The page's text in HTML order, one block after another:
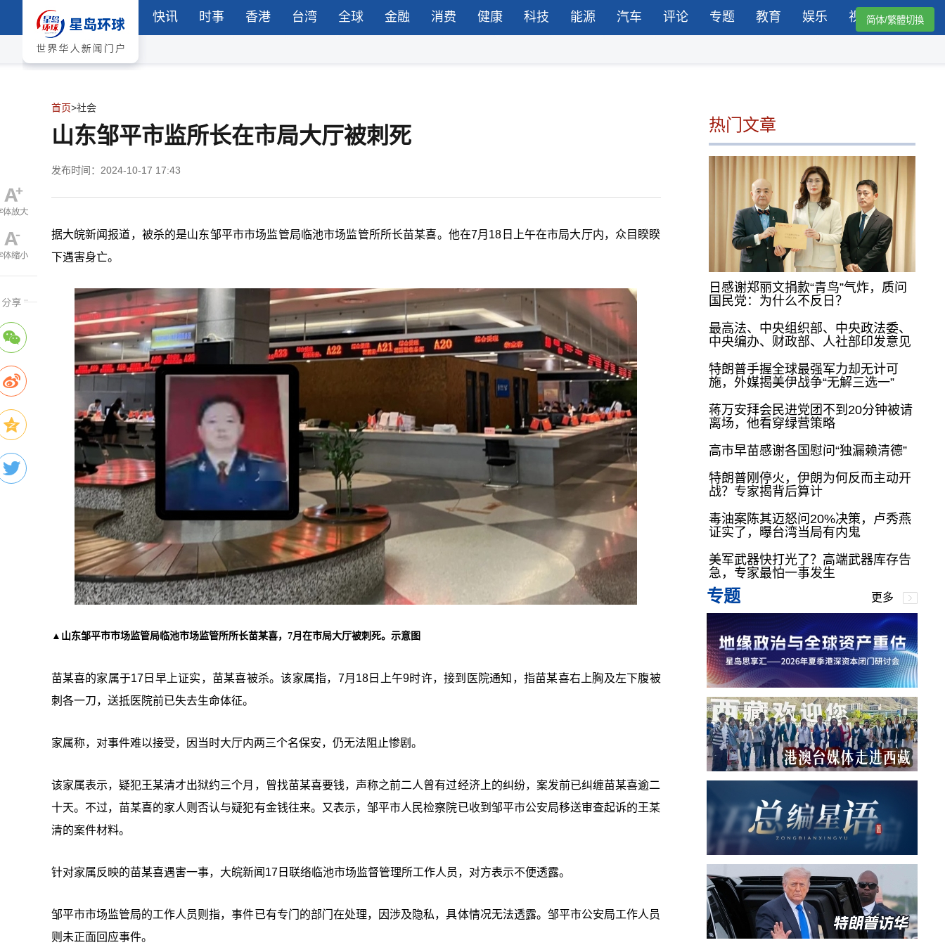
快讯 时事 香港 台湾 全球 金融 消费 健康 科技 能源 汽车 评论 专题 教育 娱乐 视频简体/繁體切換
首页>社会
山东邹平市监所长在市局大厅被刺死
发布时间：2024-10-17 17:43
据大皖新闻报道，被杀的是山东邹平市市场监管局临池市场监管所所长苗某喜。他在7月18日上午在市局大厅内，众目睽睽
下遇害身亡。
▲山东邹平市市场监管局临池市场监管所所长苗某喜，7月在市局大厅被刺死。示意图
苗某喜的家属于17日早上证实，苗某喜被杀。该家属指，7月18日上午9时许，接到医院通知，指苗某喜右上胸及左下腹被
刺各一刀，送抵医院前已失去生命体征。
家属称，对事件难以接受，因当时大厅内两三个名保安，仍无法阻止惨剧。
该家属表示，疑犯王某清才出狱约三个月，曾找苗某喜要钱，声称之前二人曾有过经济上的纠纷，案发前已纠缠苗某喜逾二
十天。不过，苗某喜的家人则否认与疑犯有金钱往来。又表示，邹平市人民检察院已收到邹平市公安局移送审查起诉的王某
清的案件材料。
针对家属反映的苗某喜遇害一事，大皖新闻17日联络临池市场监督管理所工作人员，对方表示不便透露。
邹平市市场监管局的工作人员则指，事件已有专门的部门在处理，因涉及隐私，具体情况无法透露。邹平市公安局工作人员
则未正面回应事件。
热门文章
日感谢郑丽文捐款“青鸟”气炸，质问
国民党：为什么不反日？
最高法、中央组织部、中央政法委、
中央编办、财政部、人社部印发意见
特朗普手握全球最强军力却无计可
施，外媒揭美伊战争“无解三选一”
蒋万安拜会民进党团不到20分钟被请
离场，他看穿绿营策略
高市早苗感谢各国慰问“独漏赖清德”
特朗普刚停火，伊朗为何反而主动开
战？专家揭背后算计
毒油案陈其迈怒问20%决策，卢秀燕
证实了，曝台湾当局有内鬼
美军武器快打光了？高端武器库存告
急，专家最怕一事发生
专题 更多